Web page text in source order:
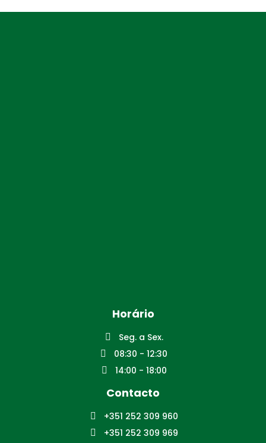
Horário
Seg. a Sex.
08:30 - 12:30
14:00 - 18:00
Contacto
+351 252 309 960
+351 252 309 969